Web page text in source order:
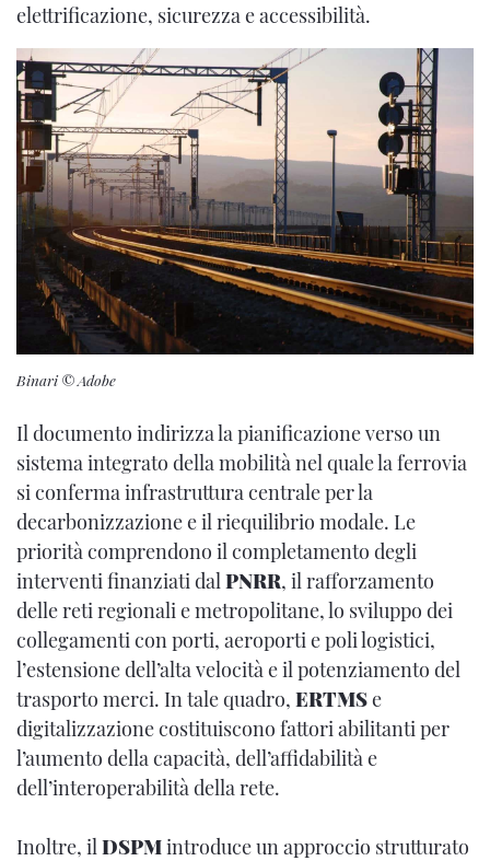
elettrificazione, sicurezza e accessibilità.
Binari © Adobe
Il documento indirizza la pianificazione verso un
sistema integrato della mobilità nel quale la ferrovia
si conferma infrastruttura centrale per la
decarbonizzazione e il riequilibrio modale. Le
priorità comprendono il completamento degli
interventi finanziati dal PNRR, il rafforzamento
delle reti regionali e metropolitane, lo sviluppo dei
collegamenti con porti, aeroporti e poli logistici,
l’estensione dell’alta velocità e il potenziamento del
trasporto merci. In tale quadro, ERTMSe
digitalizzazione costituiscono fattori abilitanti per
l’aumento della capacità, dell’affidabilità e
dell’interoperabilità della rete.
Inoltre, il DSPMintroduce un approccio strutturato